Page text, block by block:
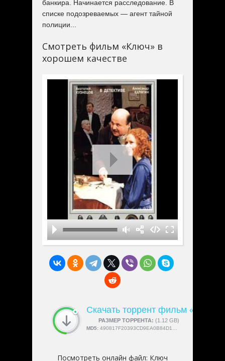
банкира. Начинается расследование. В
списке подозреваемых — агент тайной
полиции...
Смотреть фильм «Ключ» в
хорошем качестве
Скачать торрент фильм «Ключ»
РАЗМЕР ТОРРЕНТА: (1.12 GB)
СКАЧАЛИ:4189
MD5: 490817F20393CD9EA0B84D1E32C325DD
Посмотреть онлайн файл: Ключ